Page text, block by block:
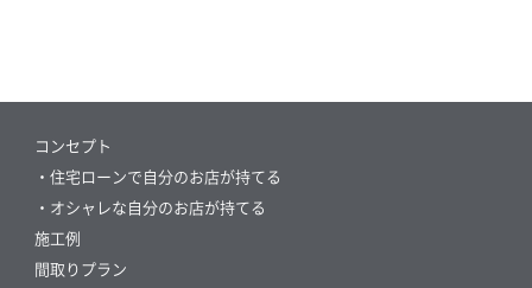
コンセプト
・住宅ローンで自分のお店が持てる
・オシャレな自分のお店が持てる
施工例
間取りプラン